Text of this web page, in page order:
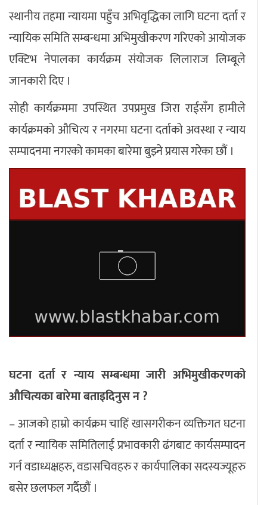
स्थानीय तहमा न्यायमा पहुँच अभिवृद्धिका लागि घटना दर्ता र
न्यायिक समिति सम्बन्धमा अभिमुखीकरण गरिएको आयोजक
एक्टिभ नेपालका कार्यक्रम संयोजक लिलाराज लिम्बूले
जानकारी दिए ।
सोही कार्यक्रममा उपस्थित उपप्रमुख जिरा राईसँग हामीले
कार्यक्रमको औचित्य र नगरमा घटना दर्ताको अवस्था र न्याय
सम्पादनमा नगरको कामका बारेमा बुझ्ने प्रयास गरेका छौं ।
घटना दर्ता र न्याय सम्बन्धमा जारी अभिमुखीकरणको
औचित्यका बारेमा बताइदिनुस न ?
– आजको हाम्रो कार्यक्रम चाहिं खासगरीकन व्यक्तिगत घटना
दर्ता र न्यायिक समितिलाई प्रभावकारी ढंगबाट कार्यसम्पादन
गर्न वडाध्यक्षहरु, वडासचिवहरु र कार्यपालिका सदस्यज्यूहरु
बसेर छलफल गर्दैछौं ।